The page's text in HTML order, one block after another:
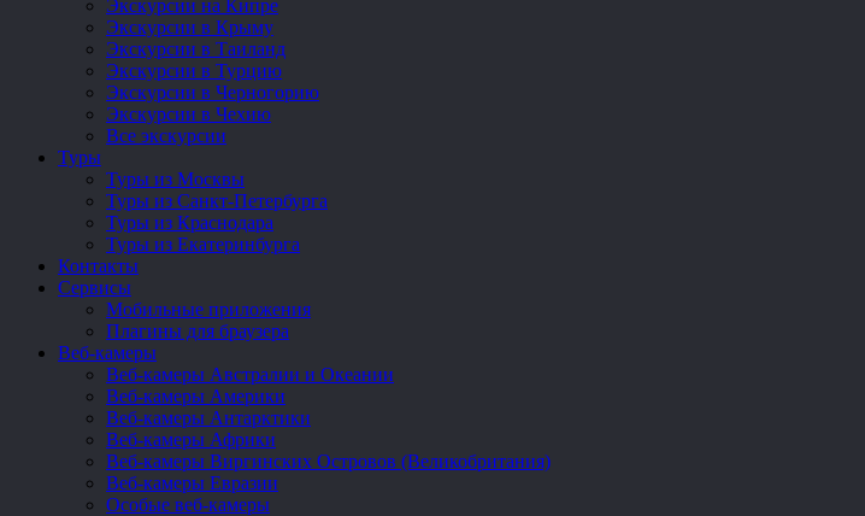
Экскурсии на Кипре
Экскурсии в Крыму
Экскурсии в Таиланд
Экскурсии в Турцию
Экскурсии в Черногорию
Экскурсии в Чехию
Все экскурсии
Туры
Туры из Москвы
Туры из Санкт-Петербурга
Туры из Краснодара
Туры из Екатеринбурга
Контакты
Сервисы
Мобильные приложения
Плагины для браузера
Веб-камеры
Веб-камеры Австралии и Океании
Веб-камеры Америки
Веб-камеры Антарктики
Веб-камеры Африки
Веб-камеры Виргинских Островов (Великобритания)
Веб-камеры Евразии
Особые веб-камеры